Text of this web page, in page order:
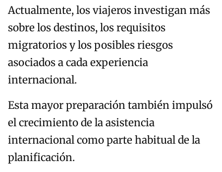
Actualmente, los viajeros investigan más
sobre los destinos, los requisitos
migratorios y los posibles riesgos
asociados a cada experiencia
internacional.
Esta mayor preparación también impulsó
el crecimiento de la asistencia
internacional como parte habitual de la
planificación.